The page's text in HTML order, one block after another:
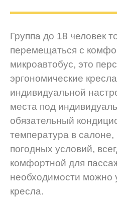
Группа до 18 человек
перемещаться с
микроавтобус, это
эргономические
индивидуальной
места под
обязательный
температура в
погодных условий,
комфортной для
необходимости можно
кресла.